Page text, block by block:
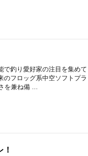
で釣り愛好家の注目を集めて
のフロッグ系中空ソフトプラ
を兼ね備 ...